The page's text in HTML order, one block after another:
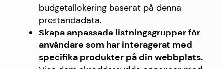
budgetallokering baserat på denna
prestandadata.
Skapa anpassade listningsgrupper för
användare som har interagerat med
specifika produkter på din webbplats.